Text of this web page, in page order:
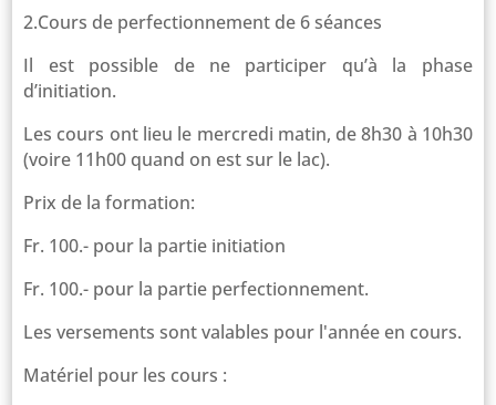
2.Cours de perfectionnement de 6 séances
Il est possible de ne participer qu’à la phase
d’initiation.
Les cours ont lieu le mercredi matin, de 8h30 à 10h30
(voire 11h00 quand on est sur le lac).
Prix de la formation:
Fr. 100.- pour la partie initiation
Fr. 100.- pour la partie perfectionnement.
Les versements sont valables pour l'année en cours.
Matériel pour les cours :